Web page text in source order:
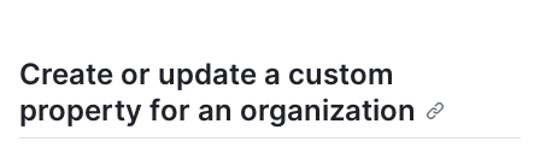
Create or update a custom
property for an organization